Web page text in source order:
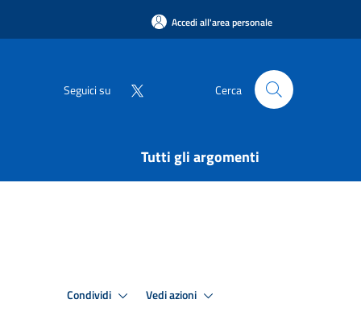
Accedi all'area personale
Seguici su Cerca
Tutti gli argomenti
Condividi Vedi azioni